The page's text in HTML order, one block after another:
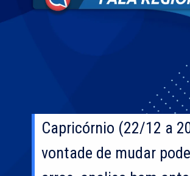
Capricórnio (22/12 a
vontade de mudar
Capricórnio (22/12 a
vontade de mudar